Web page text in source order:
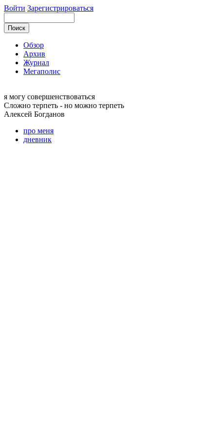
Войти Зарегистрироваться
Обзор
Архив
Журнал
Мегаполис
я могу совершенствоваться
Сложно терпеть - но можно терпеть
Алексей Богданов
про меня
дневник